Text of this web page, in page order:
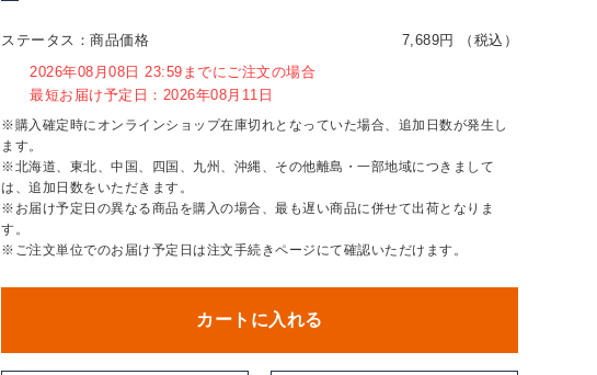
ステータス：商品価格
7,689円 （税込）
2026年08月08日 23:59までにご注文の場合
最短お届け予定日：2026年08月11日
※購入確定時にオンラインショップ在庫切れとなっていた場合、追加日数が発生し
ます。
※北海道、東北、中国、四国、九州、沖縄、その他離島・一部地域につきまして
は、追加日数をいただきます。
※お届け予定日の異なる商品を購入の場合、最も遅い商品に併せて出荷となりま
す。
※ご注文単位でのお届け予定日は注文手続きページにて確認いただけます。
カートに入れる